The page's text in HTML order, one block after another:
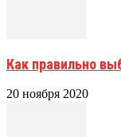
Как правильно
20 ноября 2020